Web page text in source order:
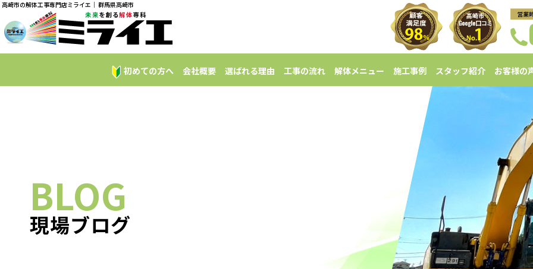
高崎市の解体工事専門店ミライエ｜ 群馬県高崎市
初めての方へ 会社概要 選ばれる理由 工事の流れ 解体メニュー 施工事例 スタッフ紹介 お客様の
BLOG
現場ブログ